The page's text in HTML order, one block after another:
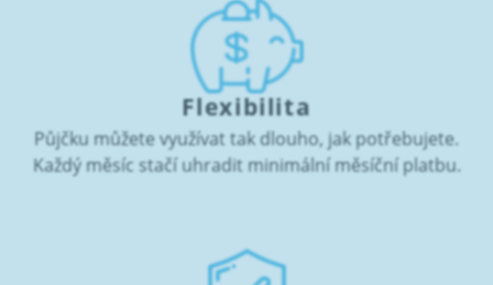
Flexibilita
Půjčku můžete využívat tak dlouho, jak potřebujete.
Každý měsíc stačí uhradit minimální měsíční platbu.